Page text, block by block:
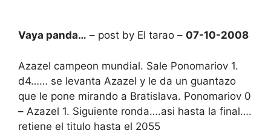
Vaya panda… – post by El tarao – 07-10-2008
Azazel campeon mundial. Sale Ponomariov 1.
d4…… se levanta Azazel y le da un guantazo
que le pone mirando a Bratislava. Ponomariov 0
– Azazel 1. Siguiente ronda….asi hasta la final….
retiene el titulo hasta el 2055